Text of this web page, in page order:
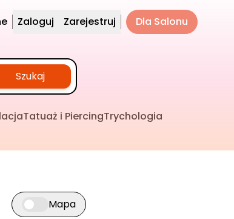
Zaloguj Zarejestruj Dla Salonu
Szukaj
Tatuaż i PiercingTrychologia
Przełącz widok mapy
Mapa